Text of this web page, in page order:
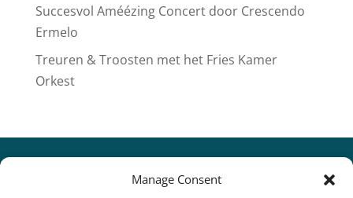
Manage Consent
Succesvol Améézing Concert door Crescendo
Ermelo
Treuren & Troosten met het Fries Kamer
Orkest